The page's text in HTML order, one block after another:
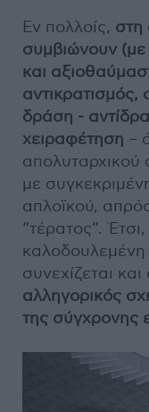
Εν πολλοίς, στη
συμβιώνουν (με
και
δράση -
χειραφέτηση –
απολυταρχικού
με
απλοϊκού,
“τέρατος”.
καλοδουλεμένη
συνεχίζεται
αλληγορικός
της σύγχρονης